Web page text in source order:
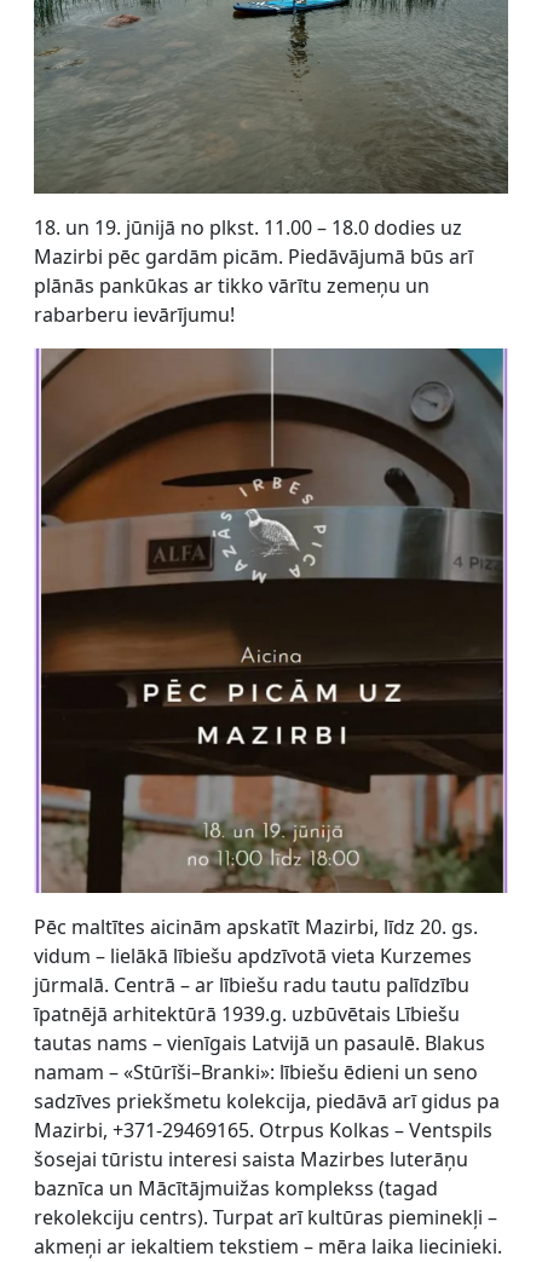
18. un 19. jūnijā no plkst. 11.00 – 18.0 dodies uz
Mazirbi pēc gardām picām. Piedāvājumā būs arī
plānās pankūkas ar tikko vārītu zemeņu un
rabarberu ievārījumu!
Pēc maltītes aicinām apskatīt Mazirbi, līdz 20. gs.
vidum – lielākā lībiešu apdzīvotā vieta Kurzemes
jūrmalā. Centrā – ar lībiešu radu tautu palīdzību
īpatnējā arhitektūrā 1939.g. uzbūvētais Lībiešu
tautas nams – vienīgais Latvijā un pasaulē. Blakus
namam – «Stūrīši–Branki»: lībiešu ēdieni un seno
sadzīves priekšmetu kolekcija, piedāvā arī gidus pa
Mazirbi, +371-29469165. Otrpus Kolkas – Ventspils
šosejai tūristu interesi saista Mazirbes luterāņu
baznīca un Mācītājmuižas komplekss (tagad
rekolekciju centrs). Turpat arī kultūras pieminekļi –
akmeņi ar iekaltiem tekstiem – mēra laika liecinieki.